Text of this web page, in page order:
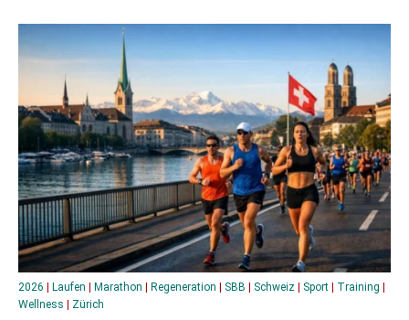
2026 Laufen Marathon Regeneration SBB Schweiz Sport Training
Wellness
Zürich